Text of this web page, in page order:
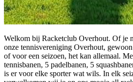
Welkom bij Racketclub Overhout. Of je
onze tennisvereniging Overhout,
of voor een seizoen, het kan allemaal.
tennisbanen, 5 padelbanen, 5
is er voor elke sporter wat wils. In elk